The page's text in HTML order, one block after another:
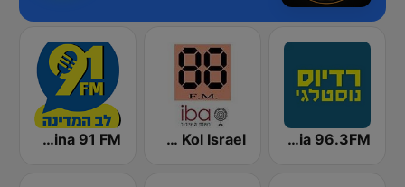
Radios Nostalgia 96.3FM (רדיוס נוסטלגי) IBA 88FM Kol Israel Radio Lev HaMedina 91 FM (לב המדינה)